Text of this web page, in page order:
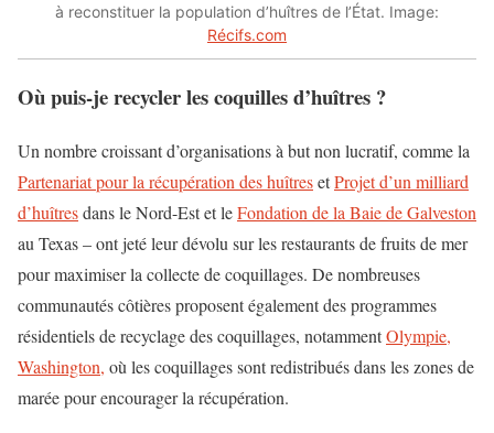
à reconstituer la population d’huîtres de l’État. Image:
Récifs.com
Où puis-je recycler les coquilles d’huîtres ?
Un nombre croissant d’organisations à but non lucratif, comme la
Partenariat pour la récupération des huîtresetProjet d’un milliard
d’huîtresdans le Nord-Est et leFondation de la Baie de Galveston
au Texas – ont jeté leur dévolu sur les restaurants de fruits de mer
pour maximiser la collecte de coquillages. De nombreuses
communautés côtières proposent également des programmes
résidentiels de recyclage des coquillages, notammentOlympie,
Washington, où les coquillages sont redistribués dans les zones de
marée pour encourager la récupération.